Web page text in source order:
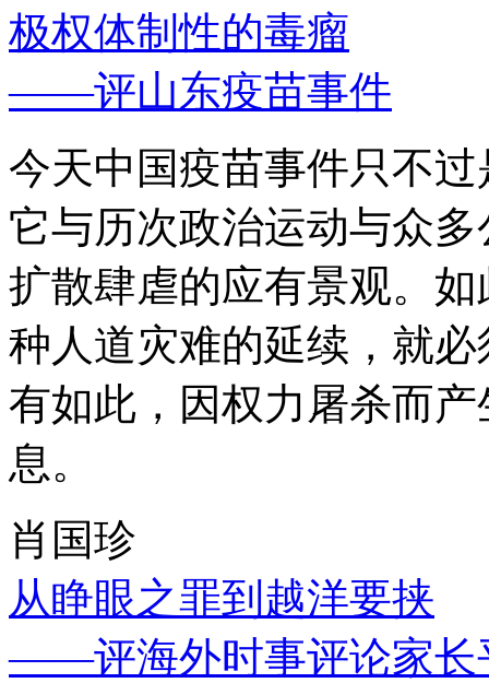
极权体制性的毒瘤
——评山东疫苗事件
今天中国疫苗事件只不
它与历次政治运动与众
扩散肆虐的应有景观。
种人道灾难的延续，就
有如此，因权力屠杀而
息。
肖国珍
从睁眼之罪到越洋要挟
——评海外时事评论家长